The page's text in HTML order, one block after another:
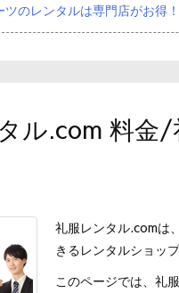
のレンタルは専門店がお得！
ル.com 料
礼服レンタル.comは
きるレンタルショップ
このページでは、礼